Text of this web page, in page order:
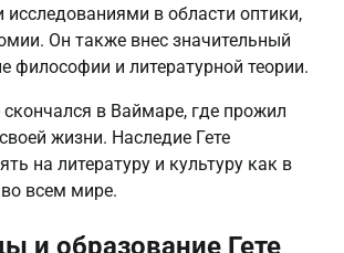
исследованиями в области оптики,
Он также внес значительный
философии и литературной теории.
скончался в Ваймаре, где прожил
жизни. Наследие Гете
на литературу и культуру как в
всем мире.
и образование Гете